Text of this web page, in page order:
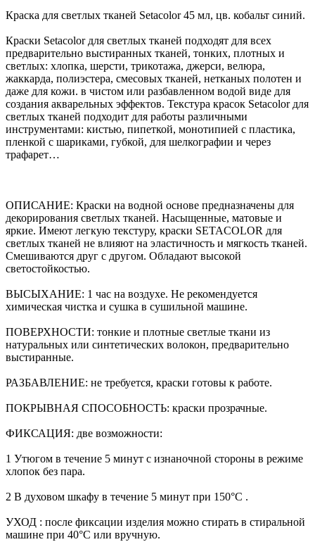
Краска для светлых тканей Setacolor 45 мл, цв. кобальт синий.
Краски Setacolor для светлых тканей подходят для всех
предварительно выстиранных тканей, тонких, плотных и
светлых: хлопка, шерсти, трикотажа, джерси, велюра,
жаккарда, полиэстера, смесовых тканей, нетканых полотен и
даже для кожи. в чистом или разбавленном водой виде для
создания акварельных эффектов. Текстура красок Setacolor для
светлых тканей подходит для работы различными
инструментами: кистью, пипеткой, монотипией с пластика,
пленкой с шариками, губкой, для шелкографии и через
трафарет…
ОПИСАНИЕ: Краски на водной основе предназначены для
декорирования светлых тканей. Насыщенные, матовые и
яркие. Имеют легкую текстуру, краски SETACOLOR для
светлых тканей не влияют на эластичность и мягкость тканей.
Смешиваются друг с другом. Обладают высокой
светостойкостью.
ВЫСЫХАНИЕ: 1 час на воздухе. Не рекомендуется
химическая чистка и сушка в сушильной машине.
ПОВЕРХНОСТИ: тонкие и плотные светлые ткани из
натуральных или синтетических волокон, предварительно
выстиранные.
РАЗБАВЛЕНИЕ: не требуется, краски готовы к работе.
ПОКРЫВНАЯ СПОСОБНОСТЬ: краски прозрачные.
ФИКСАЦИЯ: две возможности:
1 Утюгом в течение 5 минут с изнаночной стороны в режиме
хлопок без пара.
2 В духовом шкафу в течение 5 минут при 150°C .
УХОД : после фиксации изделия можно стирать в стиральной
машине при 40°C или вручную.